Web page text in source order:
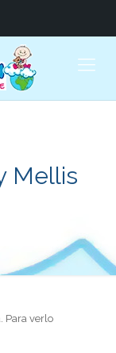
Mellis
Para verlo